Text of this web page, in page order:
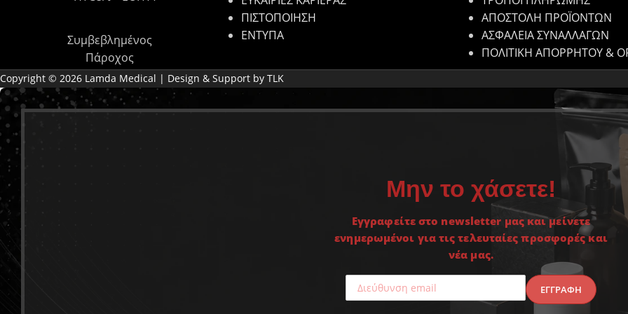
Συμβεβλημένος
Πάροχος
ΠΙΣΤΟΠΟΙΗΣΗ
ΕΝΤΥΠΑ
ΑΠΟΣΤΟΛΗ ΠΡΟΪΟΝΤΩΝ
ΑΣΦΑΛΕΙΑ ΣΥΝΑΛΛΑΓΩΝ
ΠΟΛΙΤΙΚΗ ΑΠΟΡΡΗΤΟΥ &
Copyright © 2026 Lamda Medical | Design & Support by TLK
Μην το χάσετε!
Εγγραφείτε στο newsletter μας και μείνετε
ενημερωμένοι για τις τελευταίες προσφορές και
νέα μας.